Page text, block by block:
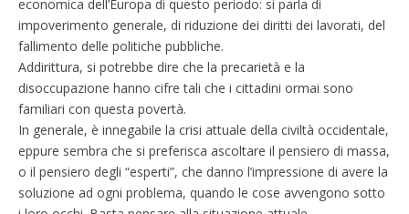
economica dell’Europa di questo periodo: si parla di
impoverimento generale, di riduzione dei diritti dei lavorati, del
fallimento delle politiche pubbliche.
Addirittura, si potrebbe dire che la precarietà e la
disoccupazione hanno cifre tali che i cittadini ormai sono
familiari con questa povertà.
In generale, è innegabile la crisi attuale della civiltà occidentale,
eppure sembra che si preferisca ascoltare il pensiero di massa,
o il pensiero degli “esperti”, che danno l’impressione di avere la
soluzione ad ogni problema, quando le cose avvengono sotto